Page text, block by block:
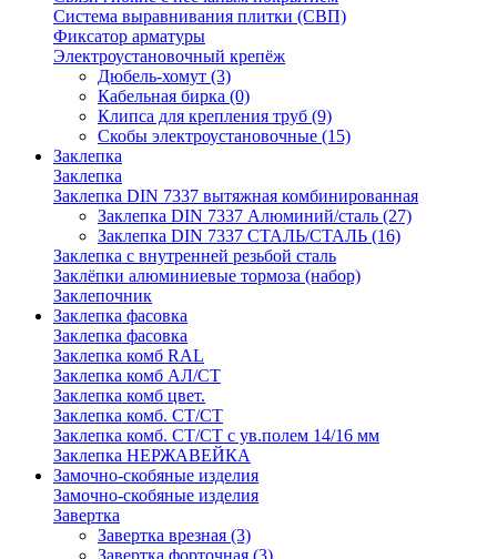
Система выравнивания плитки (СВП)
Фиксатор арматуры
Электроустановочный крепёж
Дюбель-хомут (3)
Кабельная бирка (0)
Клипса для крепления труб (9)
Скобы электроустановочные (15)
Заклепка
Заклепка
Заклепка DIN 7337 вытяжная комбинированная
Заклепка DIN 7337 Алюминий/сталь (27)
Заклепка DIN 7337 СТАЛЬ/СТАЛЬ (16)
Заклепка с внутренней резьбой сталь
Заклёпки алюминиевые тормоза (набор)
Заклепочник
Заклепка фасовка
Заклепка фасовка
Заклепка комб RAL
Заклепка комб АЛ/СТ
Заклепка комб цвет.
Заклепка комб. СТ/СТ
Заклепка комб. СТ/СТ с ув.полем 14/16 мм
Заклепка НЕРЖАВЕЙКА
Замочно-скобяные изделия
Замочно-скобяные изделия
Завертка
Завертка врезная (3)
Завертка форточная (3)